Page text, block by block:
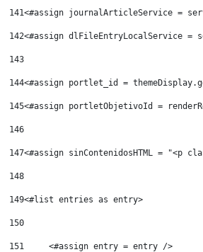
141<#assign journalArticleService =
142<#assign dlFileEntryLocalService
143
144<#assign portlet_id =
145<#assign portletObjetivoId =
146
147<#assign sinContenidosHTML = "<p
148
149<#list entries as entry>
150
151
	<#assign entry = entry />